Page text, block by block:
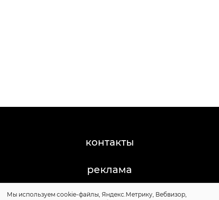
контакты
реклама
©2011-2026 Posta-Magazine
Мы используем cookie-файлы, Яндекс.Метрику, Вебвизор,